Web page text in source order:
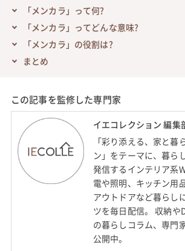
「メンカラ」って何?
「メンカラ」ってどんな意味?
「メンカラ」の役割は?
まとめ
この記事を監修した専門家
イエコレクション 編集
「彩り添える、家と暮
ン」をテーマに、暮ら
発信するインテリア系
電や照明、キッチン用
アウトドアなど暮らし
ツを毎日配信。 収納や
の暮らしコラム、専門
公開中。